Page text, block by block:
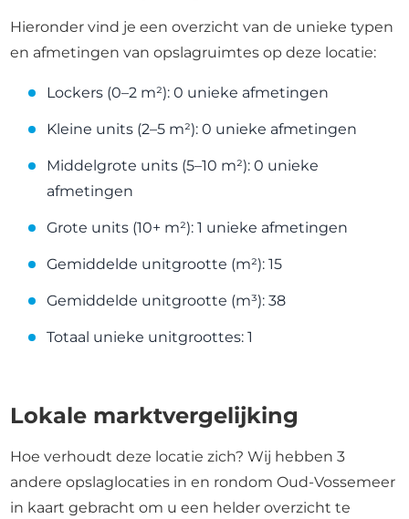
Hieronder vind je een overzicht van de unieke typen
en afmetingen van opslagruimtes op deze locatie:
Lockers (0–2 m²): 0 unieke afmetingen
Kleine units (2–5 m²): 0 unieke afmetingen
Middelgrote units (5–10 m²): 0 unieke
afmetingen
Grote units (10+ m²): 1 unieke afmetingen
Gemiddelde unitgrootte (m²): 15
Gemiddelde unitgrootte (m³): 38
Totaal unieke unitgroottes: 1
Lokale marktvergelijking
Hoe verhoudt deze locatie zich? Wij hebben 3
andere opslaglocaties in en rondom Oud-Vossemeer
in kaart gebracht om u een helder overzicht te